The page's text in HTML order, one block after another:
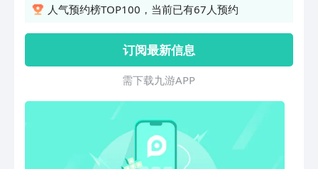
需要你擦亮眼睛，运用观察力和脑力，通
精美画面，色彩丰富，老少咸宜。-轻松
休闲解压，可以与朋友家人一同游玩！-
操作简单，容易上手。
人气预约榜TOP100，当前已有67人预约
订阅最新信息
需 下 载 九 游 A P P